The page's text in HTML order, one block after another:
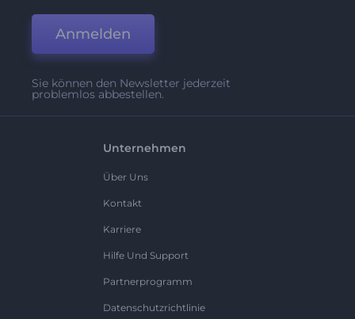
Anmelden
Sie können den Newsletter jederzeit
problemlos abbestellen.
Unternehmen
Über Uns
Kontakt
Karriere
Hilfe Und Support
Partnerprogramm
Datenschutzrichtlinie